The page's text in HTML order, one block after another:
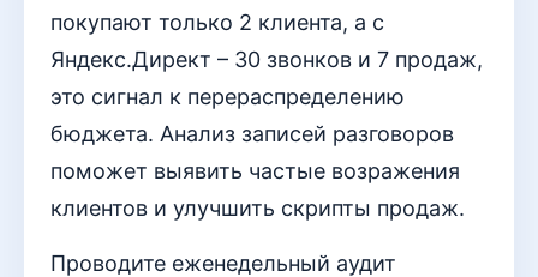
покупают только 2 клиента, а с
Яндекс.Директ – 30 звонков и 7 продаж,
это сигнал к перераспределению
бюджета. Анализ записей разговоров
поможет выявить частые возражения
клиентов и улучшить скрипты продаж.
Проводите еженедельный аудит